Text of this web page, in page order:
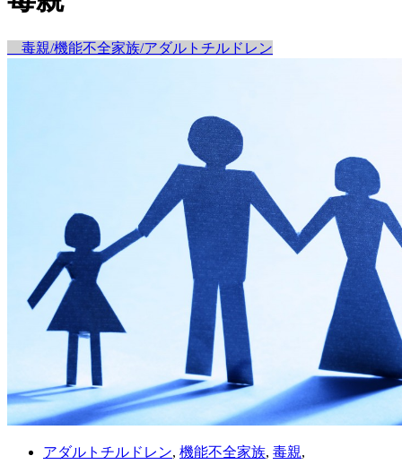
毒親/機能不全家族/アダルトチルドレン
アダルトチルドレン, 機能不全家族, 毒親,